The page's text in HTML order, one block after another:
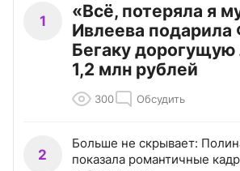
1
«Всё, потеряла я
Ивлеева подарила
Бегаку дорогущую
1,2 млн рублей
300 Обсудить
2
Больше не скрывает:
показала романтичные